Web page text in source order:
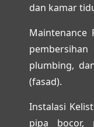
dan kamar
Maintenance
plumbing,
(fasad).
Instalasi
pipa bocor,